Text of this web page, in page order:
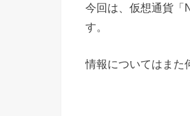
今回は、仮想通貨「
す。
情報についてはまた